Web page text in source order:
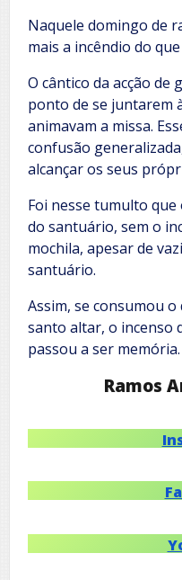
Naquele domingo de
mais a incêndio do
O cântico da acção de
ponto de se juntarem
animavam a missa.
confusão
alcançar os seus
Foi nesse tumulto
do santuário, sem o
mochila, apesar de
santuário.
Assim, se consumou
santo altar, o incenso
passou a ser memória.
Ramos